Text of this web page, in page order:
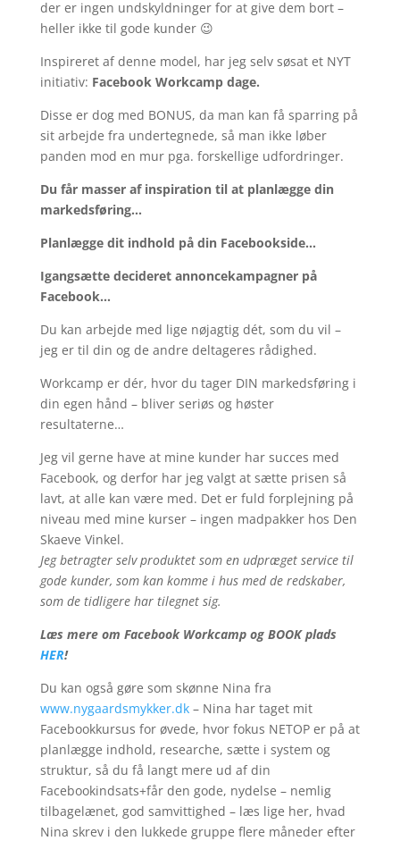
der er ingen undskyldninger for at give dem bort –
heller ikke til gode kunder 😉
Inspireret af denne model, har jeg selv søsat et NYT
initiativ: Facebook Workcamp dage.
Disse er dog med BONUS, da man kan få sparring på
sit arbejde fra undertegnede, så man ikke løber
panden mod en mur pga. forskellige udfordringer.
Du får masser af inspiration til at planlægge din
markedsføring…
Planlægge dit indhold på din Facebookside…
Igangsætte decideret annoncekampagner på
Facebook…
Du kan arbejde med lige nøjagtig dét, som du vil –
jeg er til din og de andre deltageres rådighed.
Workcamp er dér, hvor du tager DIN markedsføring i
din egen hånd – bliver seriøs og høster
resultaterne…
Jeg vil gerne have at mine kunder har succes med
Facebook, og derfor har jeg valgt at sætte prisen så
lavt, at alle kan være med. Det er fuld forplejning på
niveau med mine kurser – ingen madpakker hos Den
Skaeve Vinkel.
Jeg betragter selv produktet som en udpræget service til
gode kunder, som kan komme i hus med de redskaber,
som de tidligere har tilegnet sig.
Læs mere om Facebook Workcamp og BOOK plads
HER!
Du kan også gøre som skønne Nina fra
www.nygaardsmykker.dk– Nina har taget mit
Facebookkursus for øvede, hvor fokus NETOP er på at
planlægge indhold, researche, sætte i system og
struktur, så du få langt mere ud af din
Facebookindsats+får den gode, nydelse – nemlig
tilbagelænet, god samvittighed – læs lige her, hvad
Nina skrev i den lukkede gruppe flere måneder efter